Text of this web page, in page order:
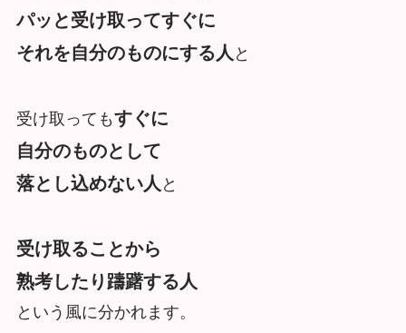
パッと受け取ってすぐに
それを自分のものにする人 と
受け取ってもすぐに
自分のものとして
落とし込めない人 と
受け取ることから
熟考したり躊躇する人
という風に分かれます。